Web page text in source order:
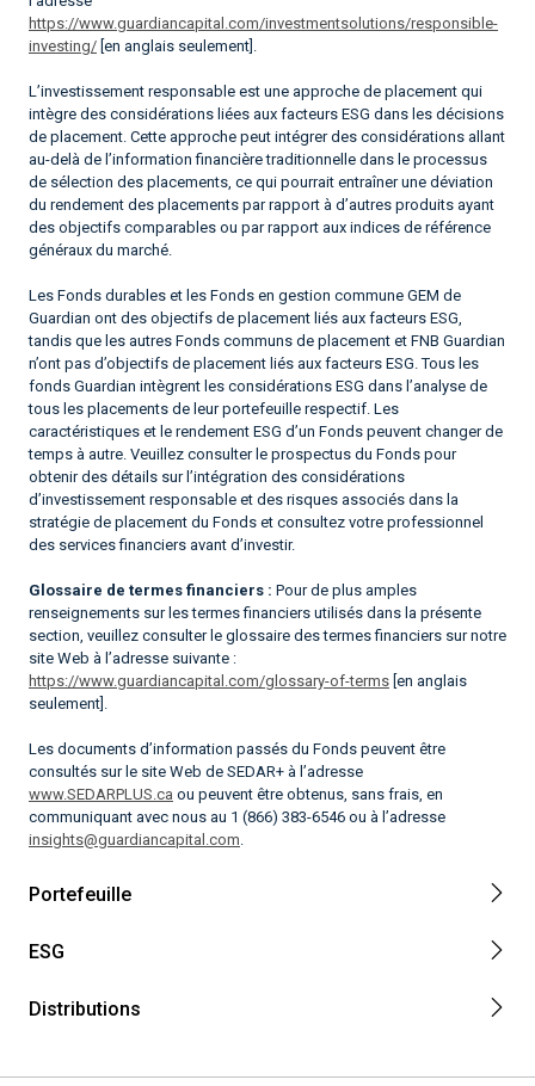
https://www.guardiancapital.com/investmentsolutions/responsible-
investing/ [en anglais seulement].
L’investissement responsable est une approche de placement qui
intègre des considérations liées aux facteurs ESG dans les décisions
de placement. Cette approche peut intégrer des considérations allant
au-delà de l’information financière traditionnelle dans le processus
de sélection des placements, ce qui pourrait entraîner une déviation
du rendement des placements par rapport à d’autres produits ayant
des objectifs comparables ou par rapport aux indices de référence
généraux du marché.
Les Fonds durables et les Fonds en gestion commune GEM de
Guardian ont des objectifs de placement liés aux facteurs ESG,
tandis que les autres Fonds communs de placement et FNB Guardian
n’ont pas d’objectifs de placement liés aux facteurs ESG. Tous les
fonds Guardian intègrent les considérations ESG dans l’analyse de
tous les placements de leur portefeuille respectif. Les
caractéristiques et le rendement ESG d’un Fonds peuvent changer de
temps à autre. Veuillez consulter le prospectus du Fonds pour
obtenir des détails sur l’intégration des considérations
d’investissement responsable et des risques associés dans la
stratégie de placement du Fonds et consultez votre professionnel
des services financiers avant d’investir.
Glossaire de termes financiers : Pour de plus amples
renseignements sur les termes financiers utilisés dans la présente
section, veuillez consulter le glossaire des termes financiers sur notre
site Web à l’adresse suivante :
https://www.guardiancapital.com/glossary-of-terms [en anglais
seulement].
Les documents d’information passés du Fonds peuvent être
consultés sur le site Web de SEDAR+ à l’adresse
www.SEDARPLUS.ca ou peuvent être obtenus, sans frais, en
communiquant avec nous au 1 (866) 383-6546 ou à l’adresse
insights@guardiancapital.com
Portefeuille
ESG
Distributions